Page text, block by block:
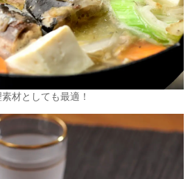
材としても最適！